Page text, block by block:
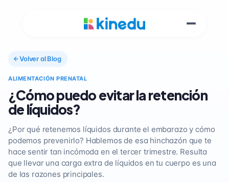
Volver al Blog
ALIMENTACIÓN PRENATAL
¿Cómo puedo evitar la retención
de líquidos?
¿Por qué retenemos líquidos durante el embarazo y cómo
podemos prevenirlo? Hablemos de esa hinchazón que te
hace sentir tan incómoda en el tercer trimestre. Resulta
que llevar una carga extra de líquidos en tu cuerpo es una
de las razones principales.